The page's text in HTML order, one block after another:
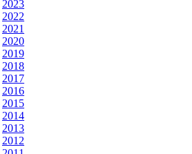
2023
2022
2021
2020
2019
2018
2017
2016
2015
2014
2013
2012